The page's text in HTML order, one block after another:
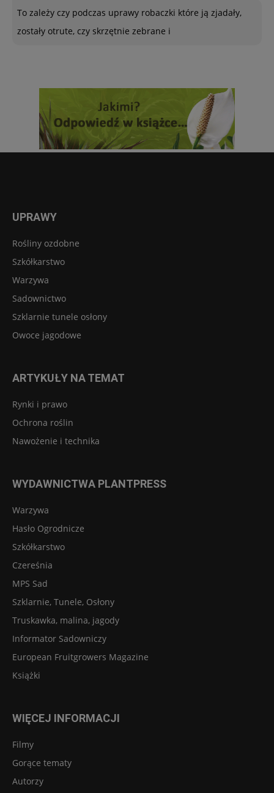
To zależy czy podczas uprawy robaczki które ją zjadały,
zostały otrute, czy skrzętnie zebrane i
UPRAWY
Rośliny ozdobne
Szkółkarstwo
Warzywa
Sadownictwo
Szklarnie tunele osłony
Owoce jagodowe
ARTYKUŁY NA TEMAT
Rynki i prawo
Ochrona roślin
Nawożenie i technika
WYDAWNICTWA PLANTPRESS
Warzywa
Hasło Ogrodnicze
Szkółkarstwo
Czereśnia
MPS Sad
Szklarnie, Tunele, Osłony
Truskawka, malina, jagody
Informator Sadowniczy
European Fruitgrowers Magazine
Książki
WIĘCEJ INFORMACJI
Filmy
Gorące tematy
Autorzy